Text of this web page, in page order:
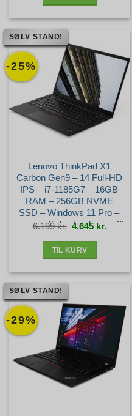
-25%
SØLV STAND!
Lenovo ThinkPad X1
Carbon Gen9 – 14 Full-HD
IPS – i7-1185G7 – 16GB
RAM – 256GB NVME
SSD – Windows 11 Pro –
Sølv stand
6.199kr. Den
oprindelige
pris
4.645 kr. Den
aktuelle
pris
TIL KURV
-29%
SØLV STAND!